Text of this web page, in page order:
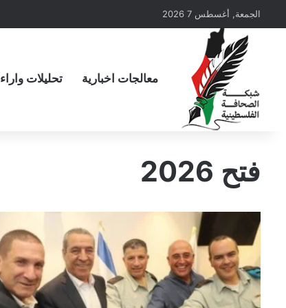
الجمعة, أغسطس 7 2026
معالجات اخبارية تحليلات واراء
فتح 2026